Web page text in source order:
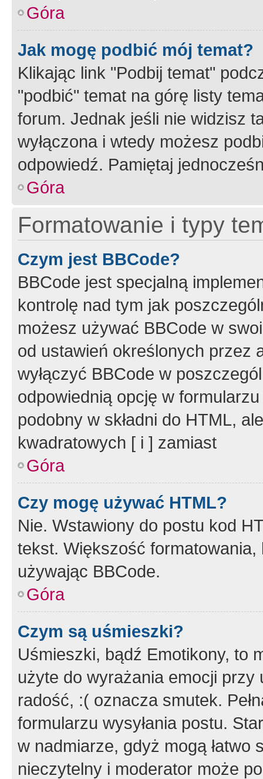
Góra
Jak mogę podbić mój temat?
Klikając link "Podbij temat"
"podbić" temat na górę listy
forum. Jednak jeśli nie widzisz
wyłączona i wtedy możesz
odpowiedź. Pamiętaj
Góra
Formatowanie i typy
Czym jest BBCode?
BBCode jest specjalną
kontrolę nad tym jak
możesz używać BBCode w
od ustawień określonych przez
wyłączyć BBCode w
odpowiednią opcję w
podobny w składni do HTML,
kwadratowych [ i ] zamiast
Góra
Czy mogę używać HTML?
Nie. Wstawiony do postu kod
tekst. Większość
używając BBCode.
Góra
Czym są uśmieszki?
Uśmieszki, bądź Emotikony, to
użyte do wyrażania emocji
radość, :( oznacza smutek.
formularzu wysyłania postu.
w nadmiarze, gdyż mogą
nieczytelny i moderator może